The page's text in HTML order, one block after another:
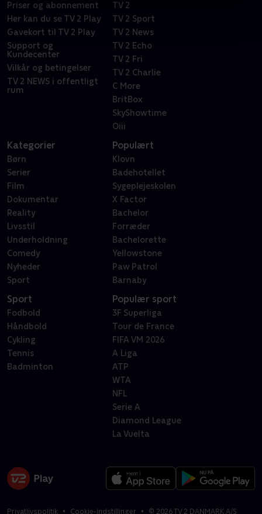
Priser og abonnement
Her kan du se TV 2 Play
Gavekort til TV 2 Play
Support og
Kundecenter
Vilkår og betingelser
TV 2 NEWS i offentligt
rum
TV 2
TV 2 Sport
TV 2 News
TV 2 Echo
TV 2 Fri
TV 2 Charlie
C More
BritBox
SkyShowtime
Oiii
Kategorier
Børn
Serier
Film
Dokumentar
Reality
Livsstil
Underholdning
Comedy
Nyheder
Sport
Populært
Klovn
Badehotellet
Sygeplejeskolen
X Factor
Bachelor
Forræder
Bachelorette
Yellowstone
Paw Patrol
Barnaby
Sport
Fodbold
Håndbold
Cykling
Tennis
Badminton
Populær sport
3F Superliga
Tour de France
FIFA VM 2026
A Liga
ATP
WTA
NFL
Serie A
Diamond League
La Vuelta
Privatlivspolitik Cookie-indstillinger © 2026TV 2 DANMARK A/S